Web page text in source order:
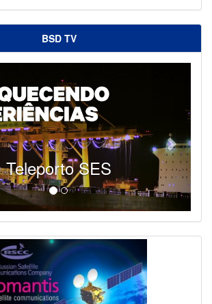
BSD TV
Teleporto SES